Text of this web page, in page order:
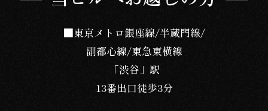
■東京メトロ銀座線/半蔵門線/
副都心線/東急東横線
「渋谷」駅
13番出口徒歩3分